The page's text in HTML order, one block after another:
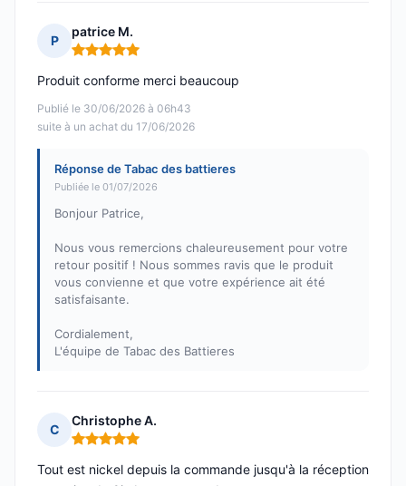
P
patrice M.
Note : 5 sur 5
Publié le 30/06/2026 à 06h43
suite à un achat du 17/06/2026
Produit conforme merci beaucoup
Réponse de Tabac des battieres
Publiée le 01/07/2026
Bonjour Patrice,
Nous vous remercions chaleureusement pour votre
retour positif ! Nous sommes ravis que le produit
vous convienne et que votre expérience ait été
satisfaisante.
Cordialement,
L'équipe de Tabac des Battieres
C
Christophe A.
Note : 5 sur 5
Tout est nickel depuis la commande jusqu'à la réception